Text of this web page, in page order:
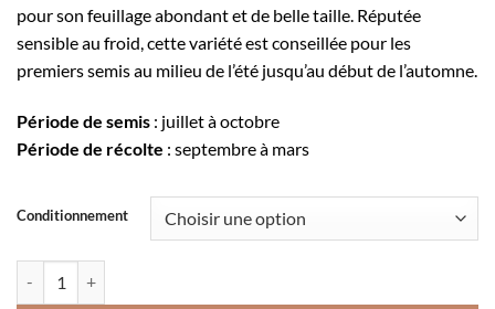
pour son feuillage abondant et de belle taille. Réputée
sensible au froid, cette variété est conseillée pour les
premiers semis au milieu de l’été jusqu’au début de l’automne.
Période de semis : juillet à octobre
Période de récolte : septembre à mars
Conditionnement